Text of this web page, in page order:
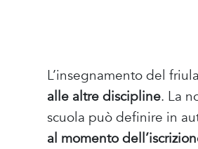
L’insegnamento del
alle altre discipline. La
scuola può definire in
al momento